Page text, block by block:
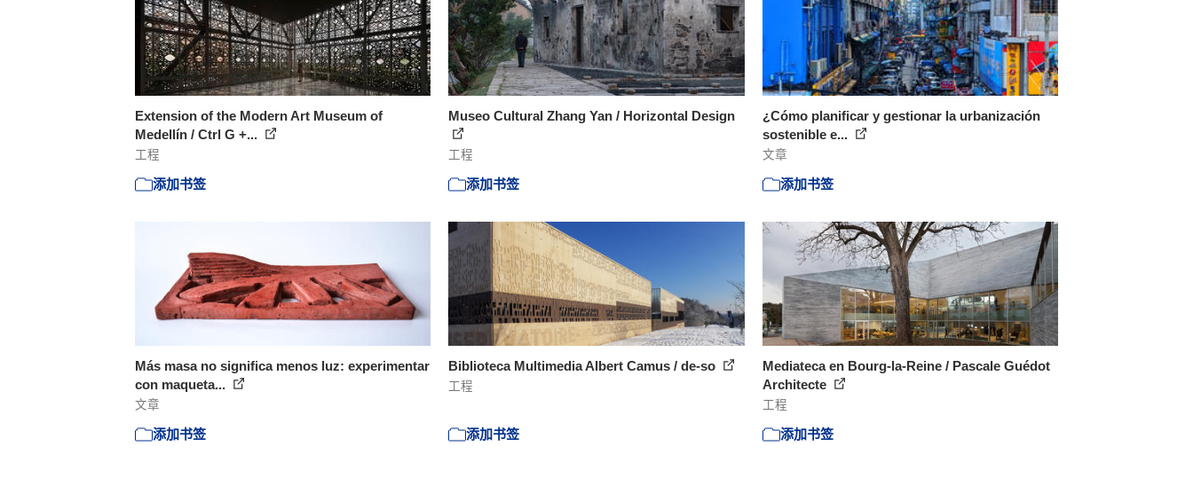
Extension of the Modern Art Museum of
Medellín / Ctrl G +...
工程
添加书签
Museo Cultural Zhang Yan / Horizontal Design
工程
添加书签
¿Cómo planificar y gestionar la urbanización
sostenible e...
文章
添加书签
Más masa no significa menos luz: experimentar
con maqueta...
文章
添加书签
Biblioteca Multimedia Albert Camus / de-so
工程
添加书签
Mediateca en Bourg-la-Reine / Pascale Guédot
Architecte
工程
添加书签